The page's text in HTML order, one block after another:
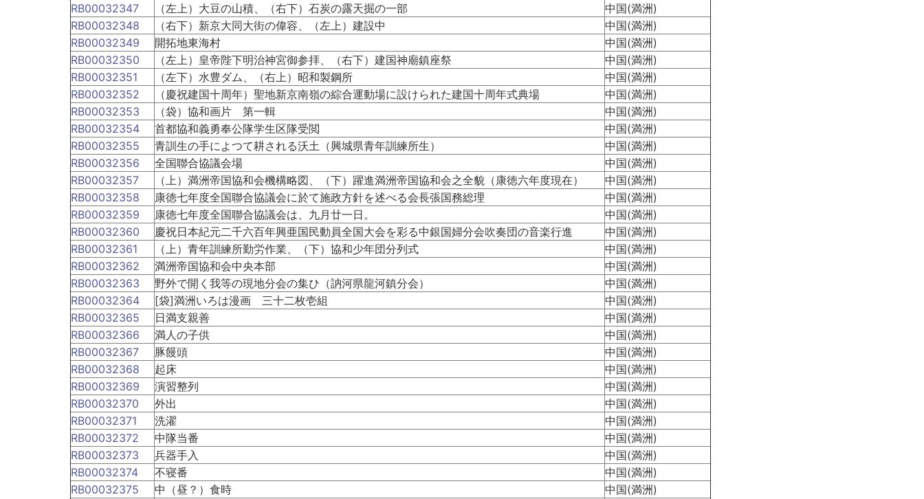
RB00032347
（左上）大豆の山積、（右下）石炭の露天掘の一部
中国(満洲)
RB00032348
（右下）新京大同大街の偉容、（左上）建設中
中国(満洲)
RB00032349
開拓地東海村
中国(満洲)
RB00032350
（左上）皇帝陛下明治神宮御参拝、（右下）建国神廟鎮座祭
中国(満洲)
RB00032351
（左下）水豊ダム、（右上）昭和製鋼所
中国(満洲)
RB00032352
（慶祝建国十周年）聖地新京南嶺の綜合運動場に設けられた建国十周年式典場
中国(満洲)
RB00032353
（袋）協和画片 第一輯
中国(満洲)
RB00032354
首都協和義勇奉公隊学生区隊受閲
中国(満洲)
RB00032355
青訓生の手によつて耕される沃土（興城県青年訓練所生）
中国(満洲)
RB00032356
全国聯合協議会場
中国(満洲)
RB00032357
（上）満洲帝国協和会機構略図、（下）躍進満洲帝国協和会之全貌（康徳六年度現在）
中国(満洲)
RB00032358
康徳七年度全国聯合協議会に於て施政方針を述べる会長張国務総理
中国(満洲)
RB00032359
康徳七年度全国聯合協議会は、九月廿一日。
中国(満洲)
RB00032360
慶祝日本紀元二千六百年興亜国民動員全国大会を彩る中銀国婦分会吹奏団の音楽行進
中国(満洲)
RB00032361
（上）青年訓練所勤労作業、（下）協和少年団分列式
中国(満洲)
RB00032362
満洲帝国協和会中央本部
中国(満洲)
RB00032363
野外で開く我等の現地分会の集ひ（訥河県龍河鎮分会）
中国(満洲)
RB00032364
[袋]満洲いろは漫画 三十二枚壱組
中国(満洲)
RB00032365
日満支親善
中国(満洲)
RB00032366
満人の子供
中国(満洲)
RB00032367
豚饅頭
中国(満洲)
RB00032368
起床
中国(満洲)
RB00032369
演習整列
中国(満洲)
RB00032370
外出
中国(満洲)
RB00032371
洗濯
中国(満洲)
RB00032372
中隊当番
中国(満洲)
RB00032373
兵器手入
中国(満洲)
RB00032374
不寝番
中国(満洲)
RB00032375
中（昼？）食時
中国(満洲)